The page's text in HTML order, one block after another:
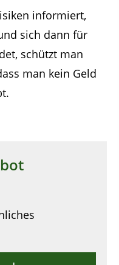
informiert,
sich dann für
schützt man
man kein Geld